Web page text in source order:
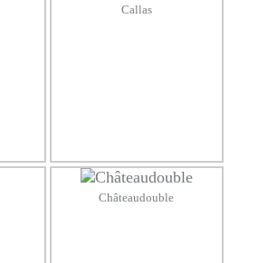
Callas
Châteaudouble